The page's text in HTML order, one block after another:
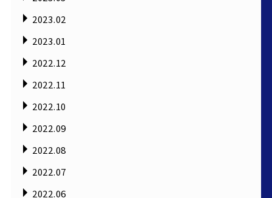
2023.02
2023.01
2022.12
2022.11
2022.10
2022.09
2022.08
2022.07
2022.06